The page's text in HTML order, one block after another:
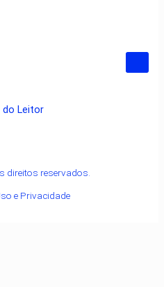
do Leitor
direitos reservados.
e Privacidade